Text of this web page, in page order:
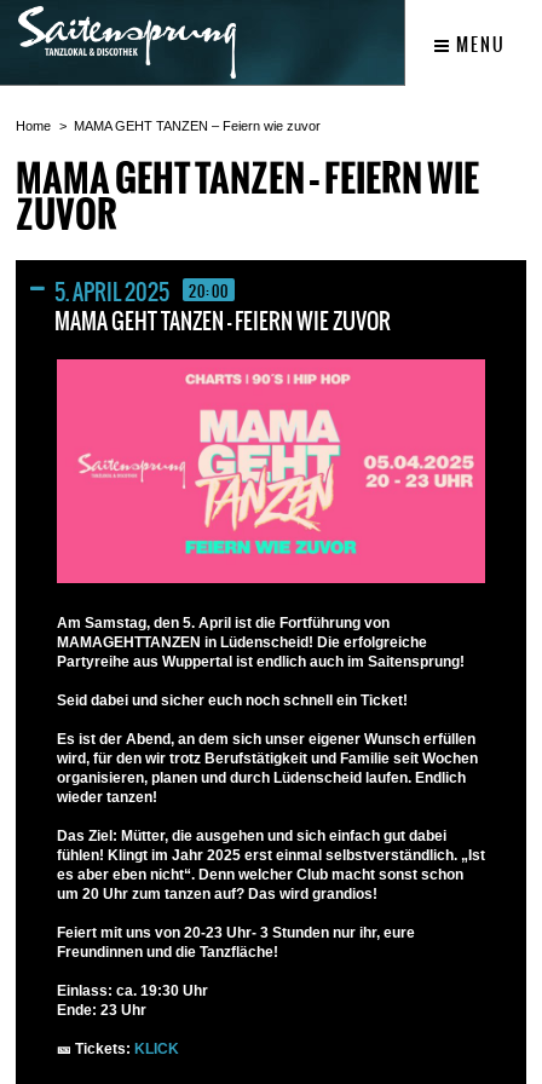
MENU
Home MAMA GEHT TANZEN – Feiern wie zuvor
MAMA GEHT TANZEN – FEIERN WIE
ZUVOR
5. APRIL 2025 20:00
MAMA GEHT TANZEN – FEIERN WIE ZUVOR
Am Samstag, den 5. April ist die Fortführung von
MAMAGEHTTANZEN in Lüdenscheid! Die erfolgreiche
Partyreihe aus Wuppertal ist endlich auch im Saitensprung!
Seid dabei und sicher euch noch schnell ein Ticket!
Es ist der Abend, an dem sich unser eigener Wunsch erfüllen
wird, für den wir trotz Berufstätigkeit und Familie seit Wochen
organisieren, planen und durch Lüdenscheid laufen. Endlich
wieder tanzen!
Das Ziel: Mütter, die ausgehen und sich einfach gut dabei
fühlen! Klingt im Jahr 2025 erst einmal selbstverständlich. „Ist
es aber eben nicht“. Denn welcher Club macht sonst schon
um 20 Uhr zum tanzen auf? Das wird grandios!
Feiert mit uns von 20-23 Uhr- 3 Stunden nur ihr, eure
Freundinnen und die Tanzfläche!
Einlass: ca. 19:30 Uhr
Ende: 23 Uhr
🎫 Tickets: KLICK